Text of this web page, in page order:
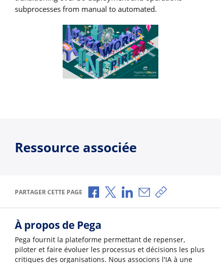
subprocesses from manual to automated.
Ressource associée
PARTAGER CETTE PAGE Partager via Facebook
Partager via X
Partager via LinkedIn
Partager par e-mail
Copier le lien
À propos de Pega
Pega fournit la plateforme permettant de repenser,
piloter et faire évoluer les processus et décisions les plus
critiques des organisations. Nous associons l'IA à une